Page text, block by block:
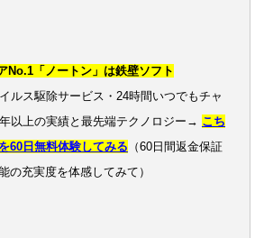
No.1「ノートン」は鉄壁ソフト
イルス駆除サービス・24時間いつでもチャ
以上の実績と最先端テクノロジー→ こち
60日無料体験してみる （60日間返金保証
の充実度を体感してみて）